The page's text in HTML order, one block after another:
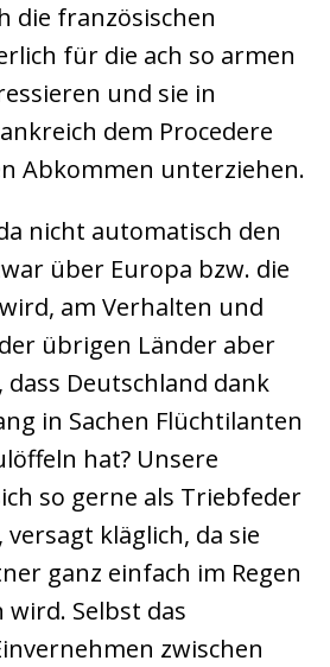
die französischen
für die ach so armen
und sie in
dem Procedere
Abkommen unterziehen.
nicht automatisch den
über Europa bzw. die
am Verhalten und
übrigen Länder aber
Deutschland dank
in Sachen Flüchtilanten
hat? Unsere
so gerne als Triebfeder
kläglich, da sie
ganz einfach im Regen
wird. Selbst das
zwischen